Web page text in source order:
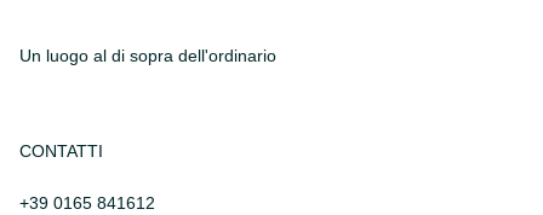
Un luogo al di sopra dell'ordinario
CONTATTI
+39 0165 841612